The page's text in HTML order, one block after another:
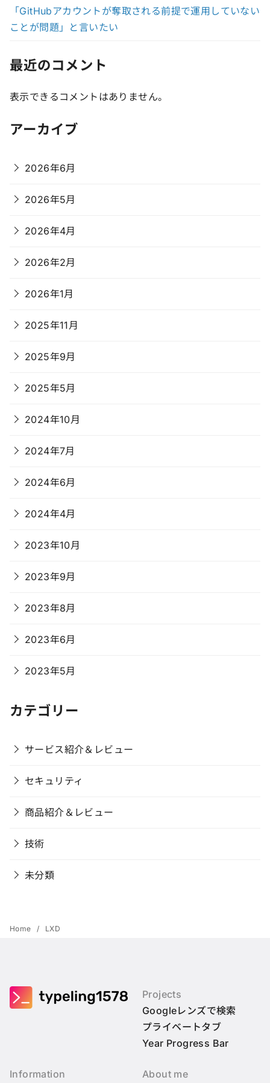
「GitHubアカウントが奪取される前提で運用していない
ことが問題」と言いたい
最近のコメント
表示できるコメントはありません。
アーカイブ
2026年6月
2026年5月
2026年4月
2026年2月
2026年1月
2025年11月
2025年9月
2025年5月
2024年10月
2024年7月
2024年6月
2024年4月
2023年10月
2023年9月
2023年8月
2023年6月
2023年5月
カテゴリー
サービス紹介＆レビュー
セキュリティ
商品紹介＆レビュー
技術
未分類
Home LXD
Projects
Googleレンズで検索
プライベートタブ
Year Progress Bar
Information About me